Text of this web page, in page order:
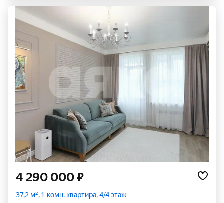
4 290 000 ₽
37,2 м², 1-комн. квартира, 4/4 этаж